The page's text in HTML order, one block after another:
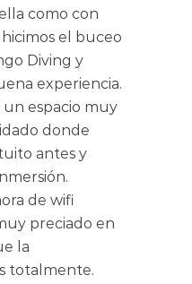
como con
el buceo
Diving y
experiencia.
espacio muy
donde
antes y
de wifi
preciado en
la
totalmente.